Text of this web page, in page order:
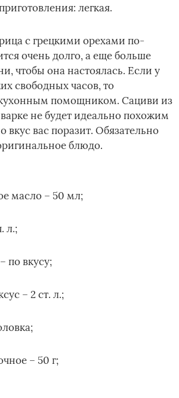
легкая.
с грецкими орехами по-
очень долго, а еще больше
чтобы она настоялась. Если у
свободных часов, то
кухонным помощником. Сациви из
не будет идеально похожим
вкус вас поразит. Обязательно
блюдо.
масло – 50 мл;
л.;
по вкусу;
– 2 ст. л.;
– 50 г;